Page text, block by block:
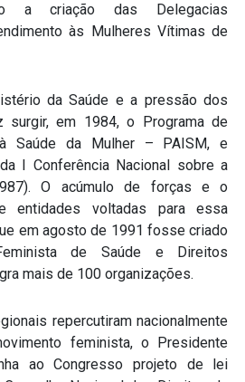
a criação das Delegacias
às Mulheres Vítimas de
da Saúde e a pressão dos
surgir, em 1984, o Programa de
Saúde da Mulher – PAISM, e
I Conferência Nacional sobre a
O acúmulo de forças e o
entidades voltadas para essa
em agosto de 1991 fosse criado
de Saúde e Direitos
mais de 100 organizações.
repercutiram nacionalmente
feminista, o Presidente
ao Congresso projeto de lei